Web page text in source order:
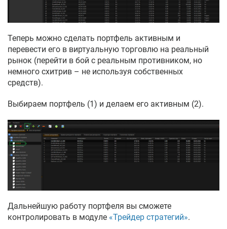
Теперь можно сделать портфель активным и
перевести его в виртуальную торговлю на реальный
рынок (перейти в бой с реальным противником, но
немного схитрив – не используя собственных
средств).
Выбираем портфель (1) и делаем его активным (2).
Дальнейшую работу портфеля вы сможете
контролировать в модуле «Трейдер стратегий».